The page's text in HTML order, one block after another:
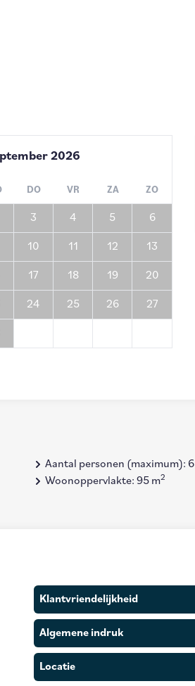
2026
DO VR ZA ZO
3 4 5 6
10 11 12 13
17 18 19 20
24 25 26 27
Aantal personen (maximum): 6
Woonoppervlakte: 95 m2
Klantvriendelijkheid
Algemene indruk
Locatie